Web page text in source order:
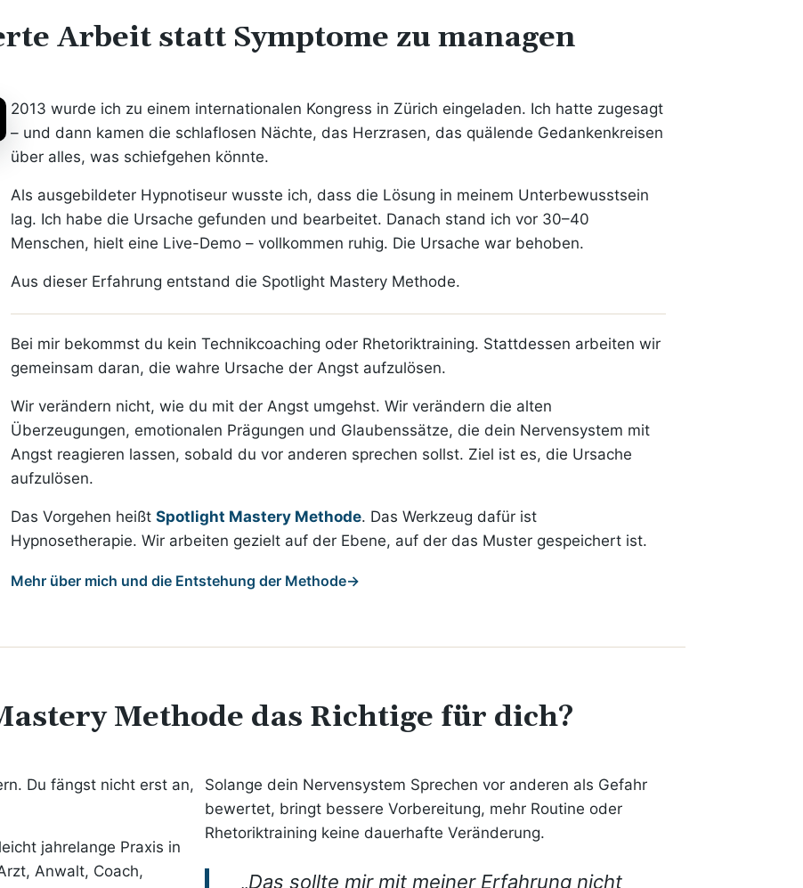
Arbeit statt Symptome zu managen
2013 wurde ich zu einem internationalen Kongress in Zürich eingeladen. Ich hatte zugesagt
– und dann kamen die schlaflosen Nächte, das Herzrasen, das quälende Gedankenkreisen
über alles, was schiefgehen könnte.
Als ausgebildeter Hypnotiseur wusste ich, dass die Lösung in meinem Unterbewusstsein
lag. Ich habe die Ursache gefunden und bearbeitet. Danach stand ich vor 30–40
Menschen, hielt eine Live-Demo – vollkommen ruhig. Die Ursache war behoben.
Aus dieser Erfahrung entstand die Spotlight Mastery Methode.
Bei mir bekommst du kein Technikcoaching oder Rhetoriktraining. Stattdessen arbeiten wir
gemeinsam daran, die wahre Ursache der Angst aufzulösen.
Wir verändern nicht, wie du mit der Angst umgehst. Wir verändern die alten
Überzeugungen, emotionalen Prägungen und Glaubenssätze, die dein Nervensystem mit
Angst reagieren lassen, sobald du vor anderen sprechen sollst. Ziel ist es, die Ursache
aufzulösen.
Das Vorgehen heißt Spotlight Mastery Methode. Das Werkzeug dafür ist
Hypnosetherapie. Wir arbeiten gezielt auf der Ebene, auf der das Muster gespeichert ist.
Mehr über mich und die Entstehung der Methode→
Methode das Richtige für dich?
Du fängst nicht erst an,
jahrelange Praxis in
Anwalt, Coach,
Solange dein Nervensystem Sprechen vor anderen als Gefahr
bewertet, bringt bessere Vorbereitung, mehr Routine oder
Rhetoriktraining keine dauerhafte Veränderung.
„Das sollte mir mit meiner Erfahrung nicht